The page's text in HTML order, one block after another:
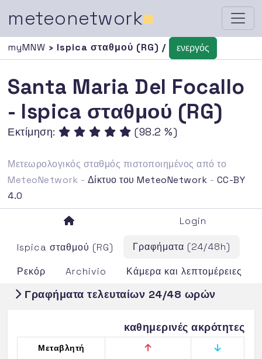
meteonetwork■
myMNW › Ispica σταθμού (RG) / ενεργός
Santa Maria Del Focallo
- Ispica σταθμού (RG)
Εκτίμηση: (98.2 %)
Μετεωρολογικός σταθμός πιστοποιημένος από το
MeteoNetwork - Δίκτυο του MeteoNetwork - CC-BY
4.0
Login
Ispica σταθμού (RG)
Γραφήματα (24/48h)
Ρεκόρ
Archivio Κάμερα και λεπτομέρειες
Γραφήματα τελευταίων 24/48 ωρών
καθημερινές ακρότητες
Μεταβλητή